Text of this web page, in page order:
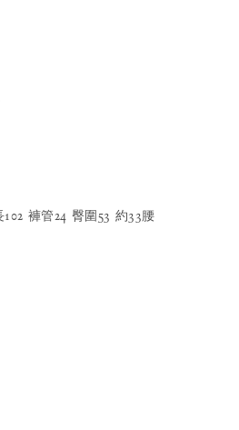
褲管24 臀圍53 約33腰